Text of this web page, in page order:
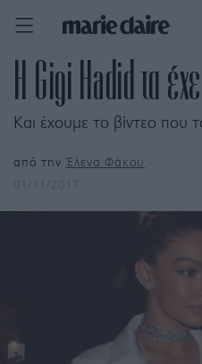
H Gigi Hadid τα
Και έχουμε το βίντεο που
από τηνΈλενα Φάκου